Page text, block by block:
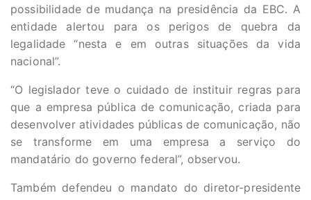
possibilidade de mudança na presidência da EBC. A
entidade alertou para os perigos de quebra da
legalidade “nesta e em outras situações da vida
nacional”.
“O legislador teve o cuidado de instituir regras para
que a empresa pública de comunicação, criada para
desenvolver atividades públicas de comunicação, não
se transforme em uma empresa a serviço do
mandatário do governo federal”, observou.
Também defendeu o mandato do diretor-presidente